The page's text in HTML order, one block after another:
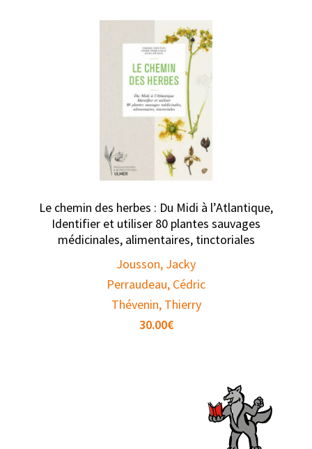
Le chemin des herbes : Du Midi à l’Atlantique,
Identifier et utiliser 80 plantes sauvages
médicinales, alimentaires, tinctoriales
Jousson, Jacky
Perraudeau, Cédric
Thévenin, Thierry
30.00€